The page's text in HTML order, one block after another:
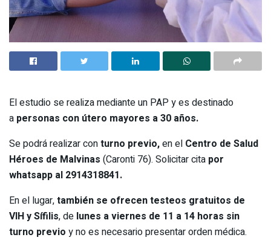
El estudio se realiza mediante un PAP y es destinado
a personas con útero mayores a 30 años.
Se podrá realizar conturno previo,en el Centro de Salud
Héroes de Malvinas (Caronti 76). Solicitar cita por
whatsapp al 2914318841.
En el lugar,también se ofrecen testeos gratuitos de
VIH y Sífilis, de lunes a viernes de 11 a 14 horas sin
turno previo y no es necesario presentar orden médica.